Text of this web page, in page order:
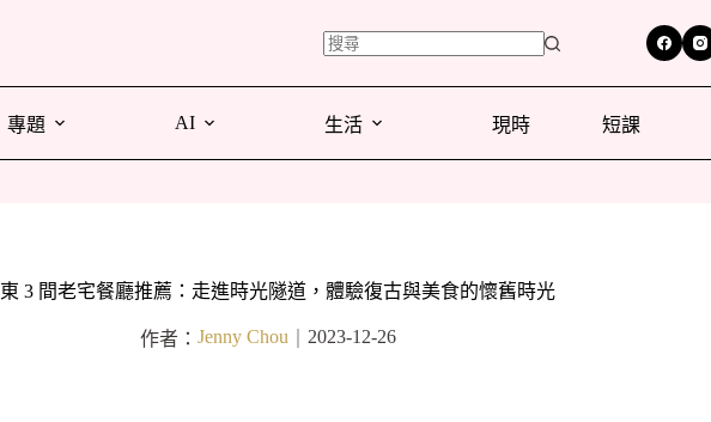
專題 AI 生活 現時 短課
3 間老宅餐廳推薦：走進時光隧道，體驗復古與美食的懷舊時光
作者： Jenny Chou 2023-12-26